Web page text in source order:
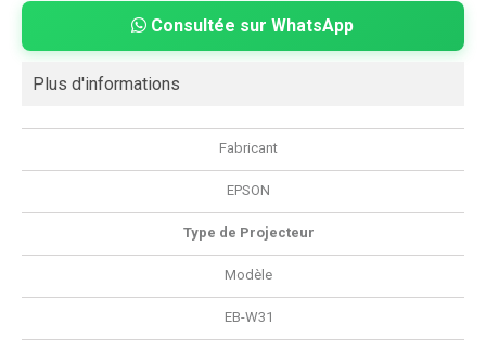
Consultée sur WhatsApp
Plus d'informations
Fabricant
EPSON
Type de Projecteur
Modèle
EB-W31